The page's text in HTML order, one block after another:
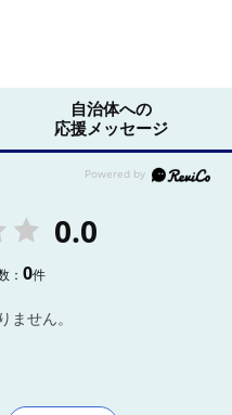
自治体への
応援メッセージ
0.0
：0件
ません。